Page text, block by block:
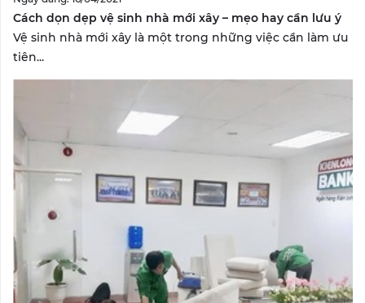
Cách dọn dẹp vệ sinh nhà mới xây – mẹo hay cần lưu ý
Vệ sinh nhà mới xây là một trong những việc cần làm ưu
tiên...